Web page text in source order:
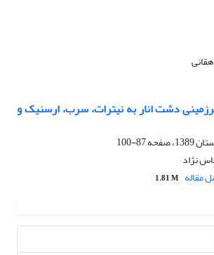
دشت انار به نیترات، سرب، ارسنیک و
87-100
نژاد
مقاله 1.81 M